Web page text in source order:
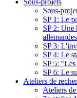
Sous-projets
Sous-
SP 1: Le
SP 2: Une
SP 3:
SP 4: Le
SP 5:
SP 6: Le
Ateliers de
Ateliers